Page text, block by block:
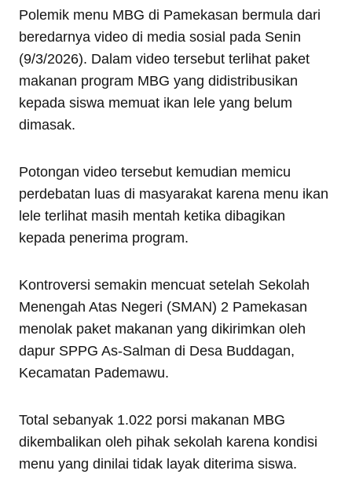
Polemik menu MBG di Pamekasan bermula dari
beredarnya video di media sosial pada Senin
(9/3/2026). Dalam video tersebut terlihat paket
makanan program MBG yang didistribusikan
kepada siswa memuat ikan lele yang belum
dimasak.
Potongan video tersebut kemudian memicu
perdebatan luas di masyarakat karena menu ikan
lele terlihat masih mentah ketika dibagikan
kepada penerima program.
Kontroversi semakin mencuat setelah Sekolah
Menengah Atas Negeri (SMAN) 2 Pamekasan
menolak paket makanan yang dikirimkan oleh
dapur SPPG As-Salman di Desa Buddagan,
Kecamatan Pademawu.
Total sebanyak 1.022 porsi makanan MBG
dikembalikan oleh pihak sekolah karena kondisi
menu yang dinilai tidak layak diterima siswa.